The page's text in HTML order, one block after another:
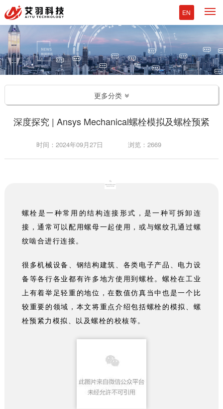
EN
更多分类
深度探究 | Ansys Mechanical螺栓模拟及螺栓预紧
时间：2024年09月27日 浏览：2669
螺栓是一种常用的结构连接形式，是一种可拆卸连
接，通常可以配用螺母一起使用，或与螺纹孔通过螺
纹啮合进行连接。
很多机械设备、钢结构建筑、各类电子产品、电力设
备等各行各业都有许多地方使用到螺栓。螺栓在工业
上有着举足轻重的地位，在数值仿真当中也是一个比
较重要的领域，本文将重点介绍包括螺栓的模拟、螺
栓预紧力模拟、以及螺栓的校核等。